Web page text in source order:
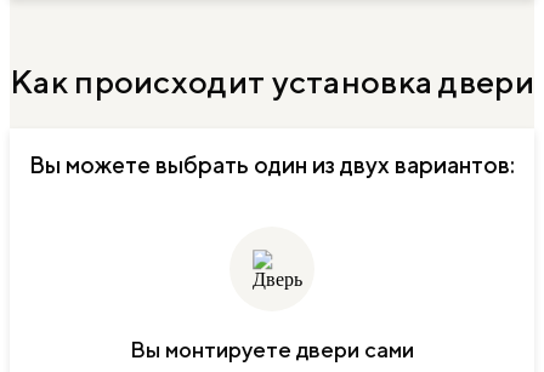
Как происходит установка двери
Вы можете выбрать один из двух вариантов:
Вы монтируете двери сами